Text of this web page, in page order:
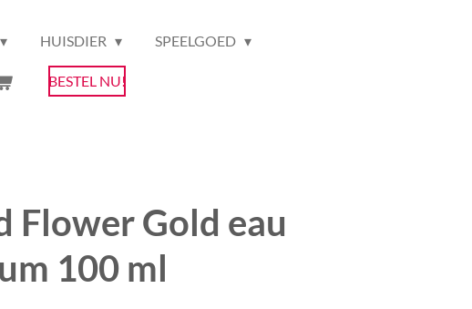
HUISDIER SPEELGOED
BESTEL NU!
Flower Gold eau
100 ml